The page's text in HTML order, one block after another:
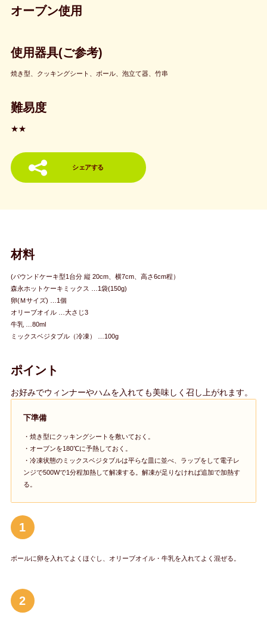
オーブン使用
使用器具(ご参考)
焼き型、クッキングシート、ボール、泡立て器、竹串
難易度
★★
シェアする
材料
(パウンドケーキ型1台分 縦 20cm、横7cm、高さ6cm程）
森永ホットケーキミックス …1袋(150g)
卵(Ｍサイズ) …1個
オリーブオイル …大さじ3
牛乳 …80ml
ミックスベジタブル（冷凍） …100g
ポイント
お好みでウィンナーやハムを入れても美味しく召し上がれます。
下準備
・焼き型にクッキングシートを敷いておく。
・オーブンを180℃に予熱しておく。
・冷凍状態のミックスベジタブルは平らな皿に並べ、ラップをして電子レ
ンジで500Wで1分程加熱して解凍する。解凍が足りなければ追加で加熱す
る。
1
ボールに卵を入れてよくほぐし、オリーブオイル・牛乳を入れてよく混ぜる。
2